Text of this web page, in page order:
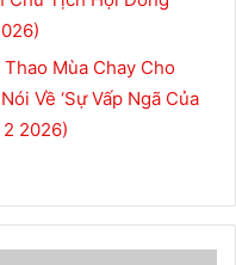
Mùa Chay Cho
Về ‘Sự Vấp Ngã Của
2026)